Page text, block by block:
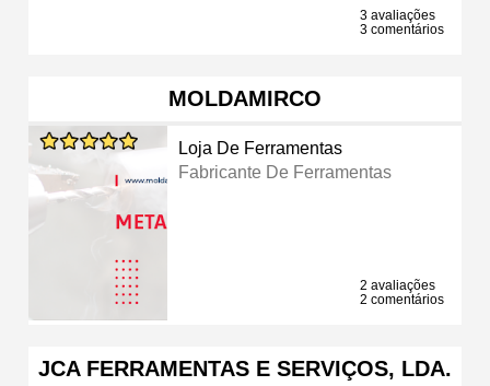
3 avaliações
3 comentários
MOLDAMIRCO
Loja De Ferramentas
Fabricante De Ferramentas
2 avaliações
2 comentários
JCA FERRAMENTAS E SERVIÇOS, LDA.